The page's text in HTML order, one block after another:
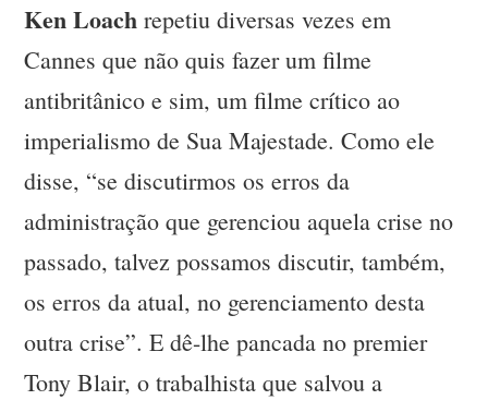
Ken Loach repetiu diversas vezes em
Cannes que não quis fazer um filme
antibritânico e sim, um filme crítico ao
imperialismo de Sua Majestade. Como ele
disse, “se discutirmos os erros da
administração que gerenciou aquela crise no
passado, talvez possamos discutir, também,
os erros da atual, no gerenciamento desta
outra crise”. E dê-lhe pancada no premier
Tony Blair, o trabalhista que salvou a